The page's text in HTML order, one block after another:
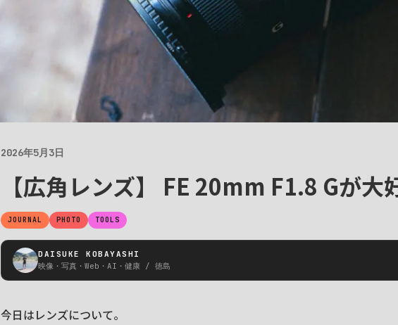
2026年5月3日
【広角レンズ】 FE 20mm F1.8 Gが大
JOURNAL PHOTO TOOLS
DAISUKE KOBAYASHI
映像・写真・Web・AI・健康 / 徳島
今日はレンズについて。